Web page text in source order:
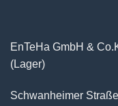
EnTeHa GmbH &
(Lager)
Schwanheimer